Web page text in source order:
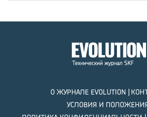
О ЖУРНАЛЕ EVOLUTION
УСЛОВИЯ И